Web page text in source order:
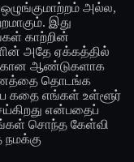
அல்ல,
இது
காற்றின்
அதே ஏக்கத்தில்
ஆண்டுகளாக
தொடங்க
கதை எங்கள் உள்ளூர்
என்பதைப்
சொந்த கேள்வி